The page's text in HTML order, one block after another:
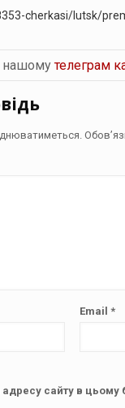
cherkasi/lutsk/
нашомутелеграм
Email *
сайту в цьому